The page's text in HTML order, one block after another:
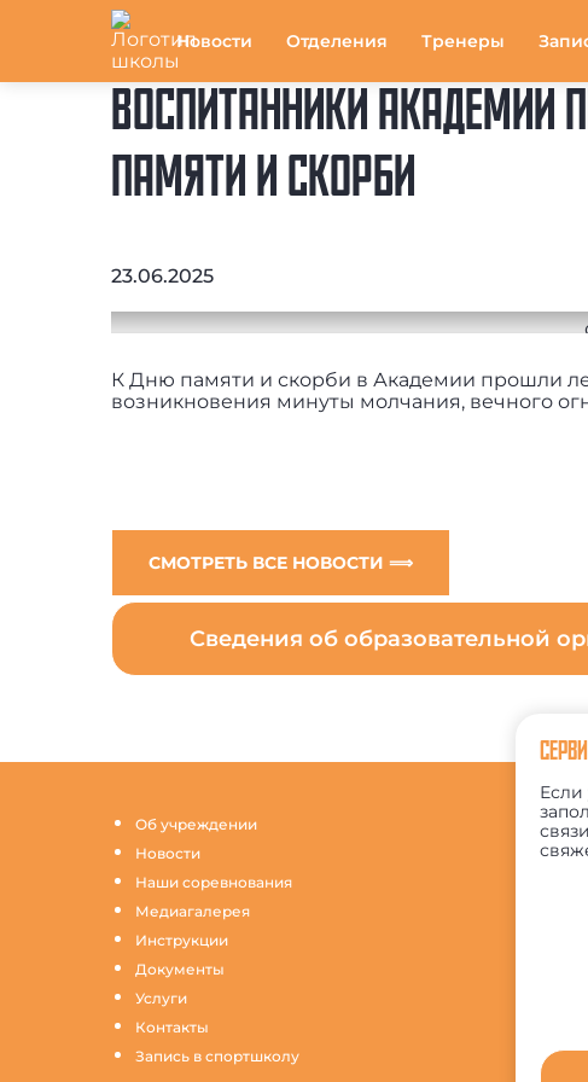
Новости Отделения Тренеры
ВОСПИТАННИКИ АКАДЕМИИ
ПАМЯТИ И СКОРБИ
23.06.2025
К Дню памяти и скорби в Академии прошли
возникновения минуты молчания, вечного
СМОТРЕТЬ ВСЕ НОВОСТИ ⟹
Сведения об образовательной
Об учреждении
Новости
Наши соревнования
Медиагалерея
Инструкции
Документы
Услуги
Контакты
Запись в спортшколу
Если